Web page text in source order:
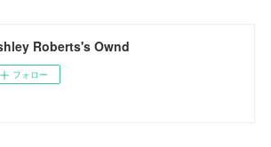
Roberts's Ownd
フォロー